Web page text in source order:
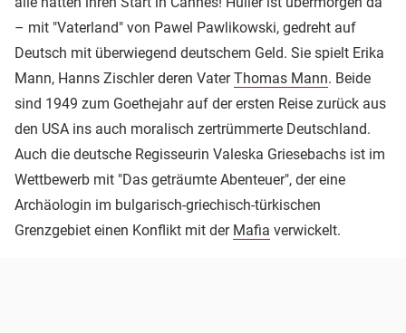
– mit "Vaterland" von Pawel Pawlikowski, gedreht auf
Deutsch mit überwiegend deutschem Geld. Sie spielt Erika
Mann, Hanns Zischler deren VaterThomas Mann. Beide
sind 1949 zum Goethejahr auf der ersten Reise zurück aus
den USA ins auch moralisch zertrümmerte Deutschland.
Auch die deutsche Regisseurin Valeska Griesebachs ist im
Wettbewerb mit "Das geträumte Abenteuer", der eine
Archäologin im bulgarisch-griechisch-türkischen
Grenzgebiet einen Konflikt mit der Mafia verwickelt.